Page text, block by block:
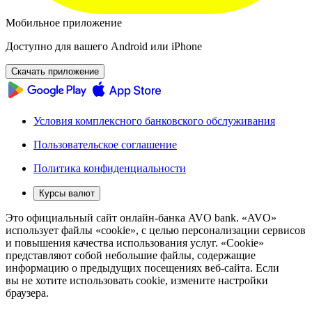
Мобильное приложение
Доступно для вашего Android или iPhone
Скачать приложение
Условия комплексного банковского обслуживания
Пользовательское соглашение
Политика конфиденциальности
Курсы валют
Это официальный сайт онлайн-банка AVO bank. «AVO»
использует файлы «cookie», с целью персонализации сервисов
и повышения качества использования услуг. «Cookie»
представляют собой небольшие файлы, содержащие
информацию о предыдущих посещениях веб-сайта. Если
вы не хотите использовать cookie, измените настройки
браузера.